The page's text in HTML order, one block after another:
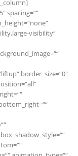
spacing=““
visibility“
border_size=“0″